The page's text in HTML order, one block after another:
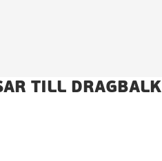
TILL DRAGBALK